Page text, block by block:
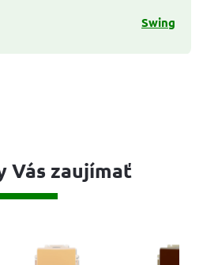
Swing
Vás zaujímať